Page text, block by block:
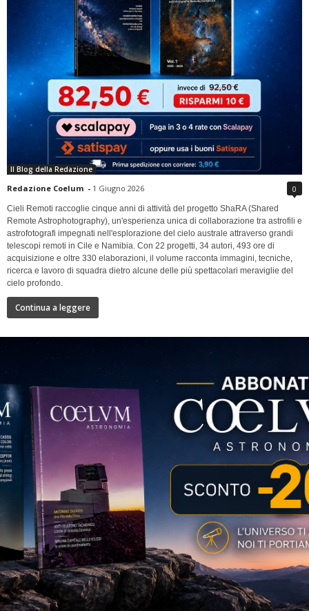
Il Blog della Redazione
Redazione Coelum - 1 Giugno 2026 0
Cieli Remoti raccoglie cinque anni di attività del progetto ShaRA (Shared
Remote Astrophotography), un'esperienza unica di collaborazione tra astrofili e
astrofotografi impegnati nell'esplorazione del cielo australe attraverso grandi
telescopi remoti in Cile e Namibia. Con 22 progetti, 34 autori, 493 ore di
acquisizione e oltre 330 elaborazioni, il volume racconta immagini, tecniche,
ricerca e lavoro di squadra dietro alcune delle più spettacolari meraviglie del
cielo profondo.
Continua a leggere